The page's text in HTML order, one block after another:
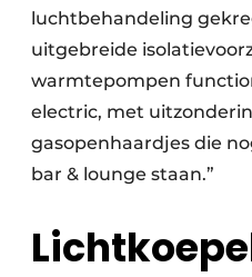
luchtbehandeling
uitgebreide
warmtepompen
electric, met
gasopenhaardjes die
bar & lounge staan.”